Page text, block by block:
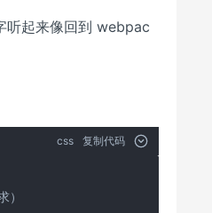
听起来像回到 webpac
css 复制代码